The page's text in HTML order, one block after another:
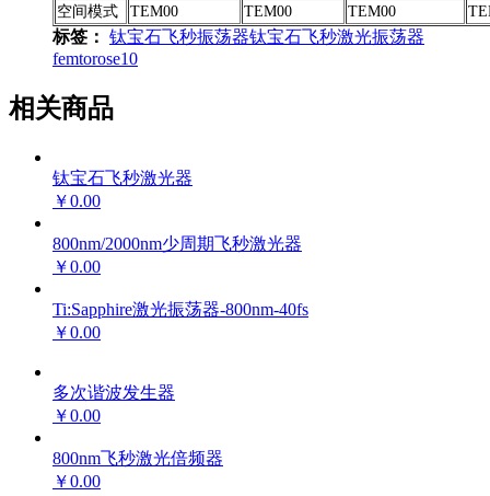
空间模式
TEM00 TEM00 TEM00
标签： 钛宝石飞秒振荡器钛宝石飞秒激光振荡器
femtorose10
相关商品
钛宝石飞秒激光器
￥0.00
800nm/2000nm少周期飞秒激光器
￥0.00
Ti:Sapphire激光振荡器-800nm-40fs
￥0.00
多次谐波发生器
￥0.00
800nm飞秒激光倍频器
￥0.00